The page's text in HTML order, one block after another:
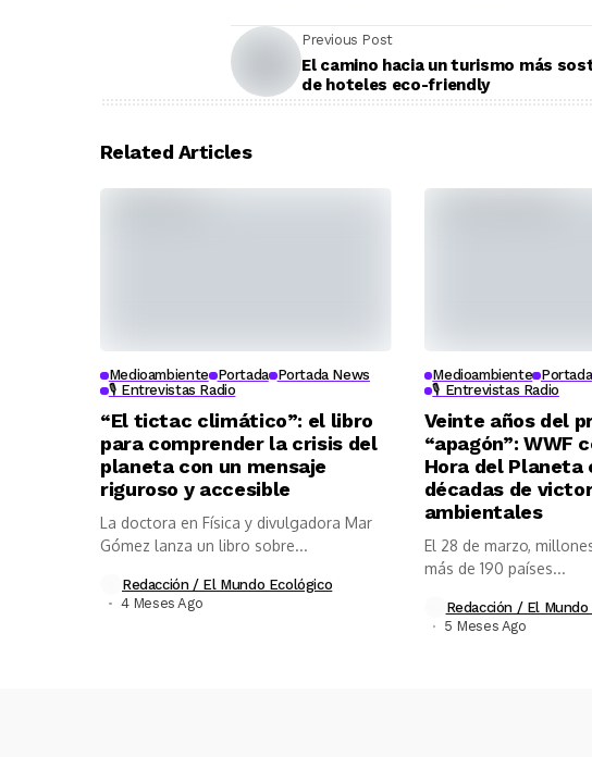
Previous Post
El camino hacia un turismo más
de hoteles eco-friendly
Related Articles
Medioambiente Portada Portada News
🎙️ Entrevistas Radio
“El tictac climático”: el libro
para comprender la crisis del
planeta con un mensaje
riguroso y accesible
La doctora en Física y divulgadora Mar
Gómez lanza un libro sobre...
Redacción / El Mundo Ecológico
4 Meses Ago
Medioambiente Portada
🎙️ Entrevistas Radio
Veinte años del
“apagón”: WWF
Hora del Planeta
décadas de
ambientales
El 28 de marzo,
más de 190 países...
Redacción / El
5 Meses Ago